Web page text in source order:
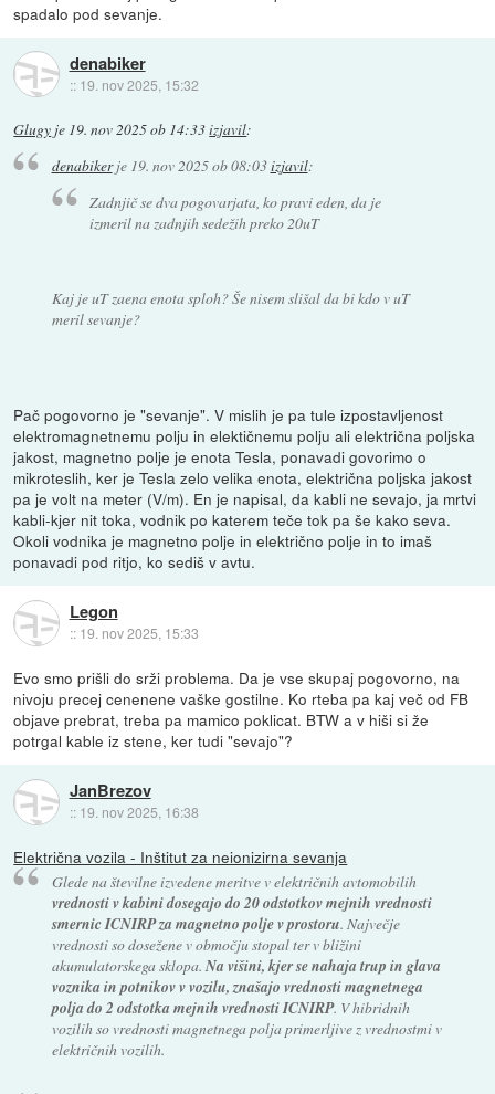
spadalo pod sevanje.
denabiker
:: 19. nov 2025, 15:32
Glugy je 19. nov 2025 ob 14:33izjavil:
denabikerje 19. nov 2025 ob 08:03izjavil:
Zadnjič se dva pogovarjata, ko pravi eden, da je
izmeril na zadnjih sedežih preko 20uT
Kaj je uT zaena enota sploh? Še nisem slišal da bi kdo v uT
meril sevanje?
Pač pogovorno je "sevanje". V mislih je pa tule izpostavljenost
elektromagnetnemu polju in elektičnemu polju ali električna poljska
jakost, magnetno polje je enota Tesla, ponavadi govorimo o
mikroteslih, ker je Tesla zelo velika enota, električna poljska jakost
pa je volt na meter (V/m). En je napisal, da kabli ne sevajo, ja mrtvi
kabli-kjer nit toka, vodnik po katerem teče tok pa še kako seva.
Okoli vodnika je magnetno polje in električno polje in to imaš
ponavadi pod ritjo, ko sediš v avtu.
Legon
:: 19. nov 2025, 15:33
Evo smo prišli do srži problema. Da je vse skupaj pogovorno, na
nivoju precej cenenene vaške gostilne. Ko rteba pa kaj več od FB
objave prebrat, treba pa mamico poklicat. BTW a v hiši si že
potrgal kable iz stene, ker tudi "sevajo"?
JanBrezov
:: 19. nov 2025, 16:38
Električna vozila - Inštitut za neionizirna sevanja
Glede na številne izvedene meritve v električnih avtomobilih
vrednosti v kabini dosegajo do 20 odstotkov mejnih vrednosti
smernic ICNIRP za magnetno polje v prostoru. Največje
vrednosti so dosežene v območju stopal ter v bližini
akumulatorskega sklopa.Na višini, kjer se nahaja trup in glava
voznika in potnikov v vozilu, znašajo vrednosti magnetnega
polja do 2 odstotka mejnih vrednosti ICNIRP. V hibridnih
vozilih so vrednosti magnetnega polja primerljive z vrednostmi v
električnih vozilih.